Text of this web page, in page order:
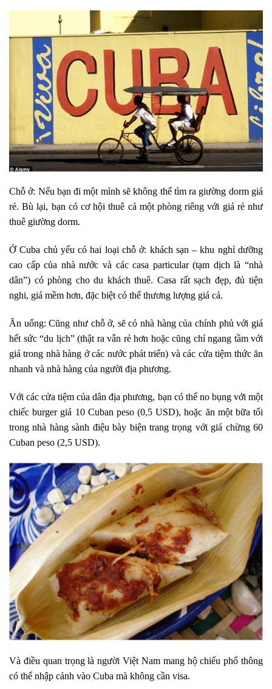
Chỗ ở: Nếu bạn đi một mình sẽ không thể tìm ra giường dorm giá
rẻ. Bù lại, bạn có cơ hội thuê cả một phòng riêng với giá rẻ như
thuê giường dorm.
Ở Cuba chủ yếu có hai loại chỗ ở: khách sạn – khu nghỉ dưỡng
cao cấp của nhà nước và các casa particular (tạm dịch là “nhà
dân”) có phòng cho du khách thuê. Casa rất sạch đẹp, đủ tiện
nghi, giá mềm hơn, đặc biệt có thể thương lượng giá cả.
Ăn uống: Cũng như chỗ ở, sẽ có nhà hàng của chính phủ với giá
hết sức “du lịch” (thật ra vẫn rẻ hơn hoặc cũng chỉ ngang tầm với
giá trong nhà hàng ở các nước phát triển) và các cửa tiệm thức ăn
nhanh và nhà hàng của người địa phương.
Với các cửa tiệm của dân địa phương, bạn có thể no bụng với một
chiếc burger giá 10 Cuban peso (0,5 USD), hoặc ăn một bữa tối
trong nhà hàng sành điệu bày biện trang trọng với giá chừng 60
Cuban peso (2,5 USD).
Và điều quan trọng là người Việt Nam mang hộ chiếu phổ thông
có thể nhập cảnh vào Cuba mà không cần visa.